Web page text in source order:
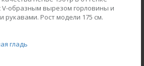
V-образным вырезом горловины и
рукавами. Рост модели 175 см.
гладь